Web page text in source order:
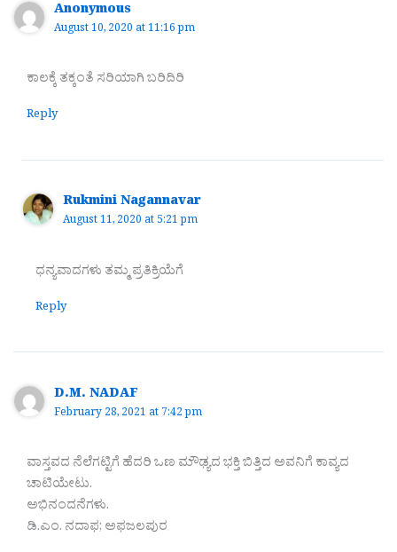
Anonymous
August 10, 2020 at 11:16 pm
ಕಾಲಕ್ಕೆ ತಕ್ಕಂತೆ ಸರಿಯಾಗಿ ಬರಿದಿರಿ
Reply
Rukmini Nagannavar
August 11, 2020 at 5:21 pm
ಧನ್ಯವಾದಗಳು ತಮ್ಮ‌ ಪ್ರತಿಕ್ರಿಯೆಗೆ
Reply
D.M. NADAF
February 28, 2021 at 7:42 pm
ವಾಸ್ತವದ ನೆಲೆಗಟ್ಟಿಗೆ ಹೆದರಿ ಒಣ ಮೌಢ್ಯದ ಭಕ್ತಿ ಬಿತ್ತಿದ ಅವನಿಗೆ ಕಾವ್ಯದ
ಚಾಟಿಯೇಟು.
ಅಭಿನಂದನೆಗಳು.
ಡಿ.ಎಂ. ನದಾಫ; ಅಫಜಲಪುರ